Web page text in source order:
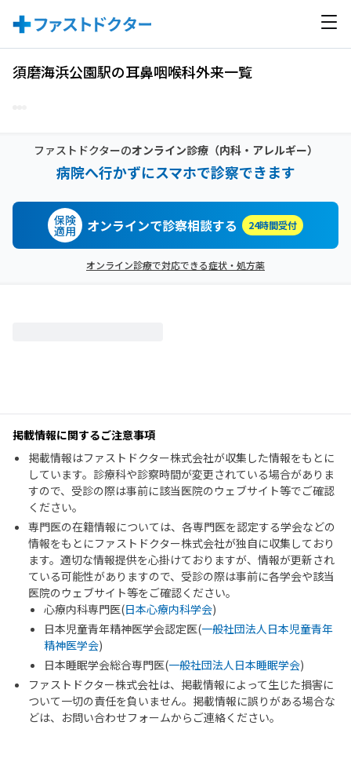
須磨海浜公園駅の耳鼻咽喉科外来一覧
ファストドクターのオンライン診療（内科・アレルギー）
病院へ行かずにスマホで診察できます
保険
適用 オンラインで診察相談する 24時間受付
オンライン診療で対応できる症状・処方薬
掲載情報に関するご注意事項
掲載情報はファストドクター株式会社が収集した情報をもとに
しています。診療科や診察時間が変更されている場合がありま
すので、受診の際は事前に該当医院のウェブサイト等でご確認
ください。
専門医の在籍情報については、各専門医を認定する学会などの
情報をもとにファストドクター株式会社が独自に収集しており
ます。適切な情報提供を心掛けておりますが、情報が更新され
ている可能性がありますので、受診の際は事前に各学会や該当
医院のウェブサイト等をご確認ください。
心療内科専門医(日本心療内科学会)
日本児童青年精神医学会認定医(一般社団法人日本児童青年
精神医学会)
日本睡眠学会総合専門医(一般社団法人日本睡眠学会)
ファストドクター株式会社は、掲載情報によって生じた損害に
ついて一切の責任を負いません。掲載情報に誤りがある場合な
どは、お問い合わせフォームからご連絡ください。